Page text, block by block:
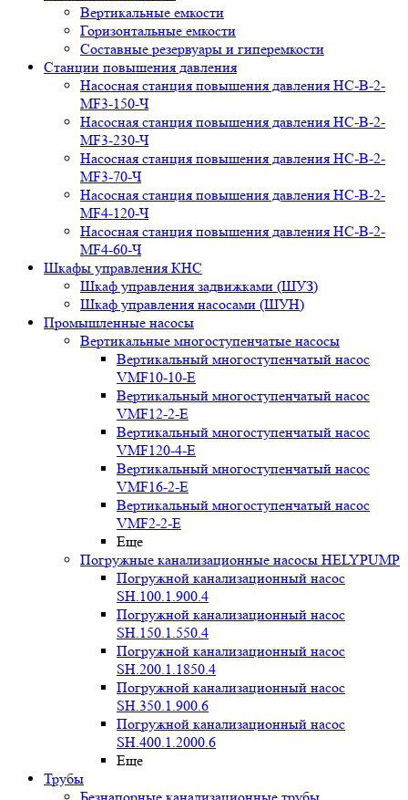
Вертикальные емкости
Горизонтальные емкости
Составные резервуары и гиперемкости
Станции повышения давления
Насосная станция повышения давления НС-В-2-
MF3-150-Ч
Насосная станция повышения давления НС-В-2-
MF3-230-Ч
Насосная станция повышения давления НС-В-2-
MF3-70-Ч
Насосная станция повышения давления НС-В-2-
MF4-120-Ч
Насосная станция повышения давления НС-В-2-
MF4-60-Ч
Шкафы управления КНС
Шкаф управления задвижками (ШУЗ)
Шкаф управления насосами (ШУН)
Промышленные насосы
Вертикальные многоступенчатые насосы
Вертикальный многоступенчатый насос
VMF10-10-E
Вертикальный многоступенчатый насос
VMF12-2-E
Вертикальный многоступенчатый насос
VMF120-4-E
Вертикальный многоступенчатый насос
VMF16-2-E
Вертикальный многоступенчатый насос
VMF2-2-E
Еще
Погружные канализационные насосы HELYPUMP
Погружной канализационный насос
SH.100.1.900.4
Погружной канализационный насос
SH.150.1.550.4
Погружной канализационный насос
SH.200.1.1850.4
Погружной канализационный насос
SH.350.1.900.6
Погружной канализационный насос
SH.400.1.2000.6
Еще
Трубы